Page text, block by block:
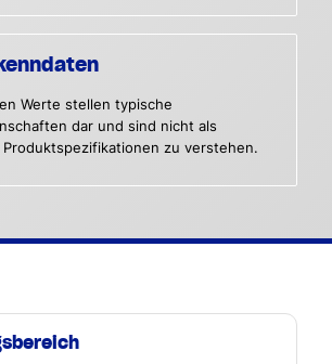
Werte stellen typische
dar und sind nicht als
zu verstehen.